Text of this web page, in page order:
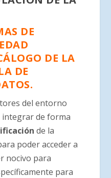
DE
DE LA
DE
del entorno
integrar de forma
de la
poder acceder a
nocivo para
para